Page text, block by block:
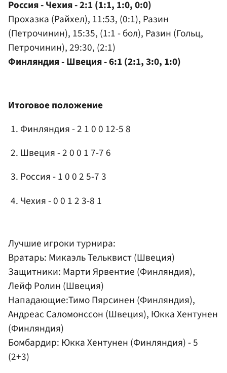
Россия - Чехия - 2:1 (1:1, 1:0, 0:0)
Прохазка (Райхел), 11:53, (0:1), Разин
(Петрочинин), 15:35, (1:1 - бол), Разин (Гольц,
Петрочинин), 29:30, (2:1)
Финляндия - Швеция - 6:1 (2:1, 3:0, 1:0)
Итоговое положение
Финляндия - 2 1 0 0 12-5 8
Швеция - 2 0 0 1 7-7 6
Россия - 1 0 0 2 5-7 3
Чехия - 0 0 1 2 3-8 1
Лучшие игроки турнира:
Вратарь: Микаэль Тельквист (Швеция)
Защитники: Марти Ярвентие (Финляндия),
Лейф Ролин (Швеция)
Нападающие:Тимо Пярсинен (Финляндия),
Андреас Саломонссон (Швеция), Юкка Хентунен
(Финляндия)
Бомбардир: Юкка Хентунен (Финляндия) - 5
(2+3)